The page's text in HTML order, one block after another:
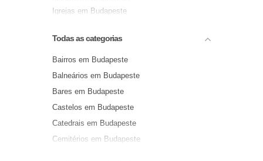
Igrejas em Budapeste
Todas as categorias
Bairros em Budapeste
Balneários em Budapeste
Bares em Budapeste
Castelos em Budapeste
Catedrais em Budapeste
Cemitérios em Budapeste